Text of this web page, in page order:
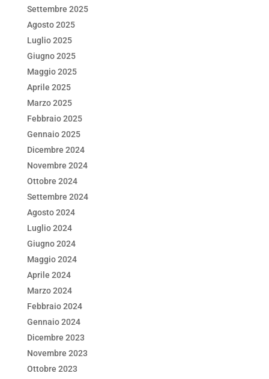
Settembre 2025
Agosto 2025
Luglio 2025
Giugno 2025
Maggio 2025
Aprile 2025
Marzo 2025
Febbraio 2025
Gennaio 2025
Dicembre 2024
Novembre 2024
Ottobre 2024
Settembre 2024
Agosto 2024
Luglio 2024
Giugno 2024
Maggio 2024
Aprile 2024
Marzo 2024
Febbraio 2024
Gennaio 2024
Dicembre 2023
Novembre 2023
Ottobre 2023